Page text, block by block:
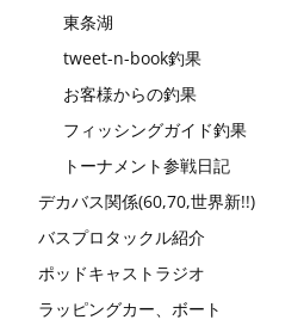
東条湖
tweet-n-book釣果
お客様からの釣果
フィッシングガイド釣果
トーナメント参戦日記
デカバス関係(60,70,世界新!!)
バスプロタックル紹介
ポッドキャストラジオ
ラッピングカー、ボート